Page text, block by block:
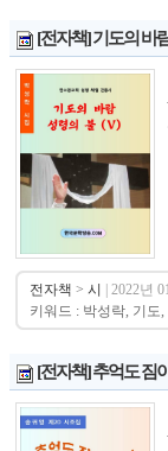
[전자책] 기도의 바
전자책 > 시 | 2022년
키워드 : 박성락, 기도
[전자책] 추억도 짐